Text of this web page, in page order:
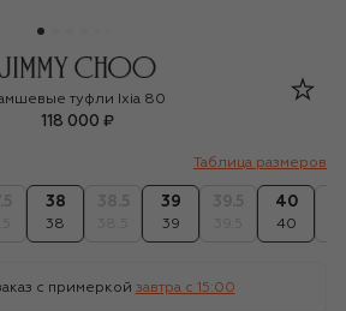
Chooтуфли Ixia 80
118 000 ₽
Таблица размеров
38
38
39
39
40
40
с примеркой завтра c 15:00